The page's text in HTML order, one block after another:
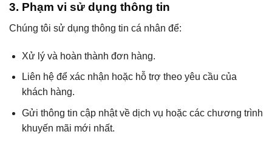
3. Phạm vi sử dụng thông tin
Chúng tôi sử dụng thông tin cá nhân để:
Xử lý và hoàn thành đơn hàng.
Liên hệ để xác nhận hoặc hỗ trợ theo yêu cầu của
khách hàng.
Gửi thông tin cập nhật về dịch vụ hoặc các chương trình
khuyến mãi mới nhất.